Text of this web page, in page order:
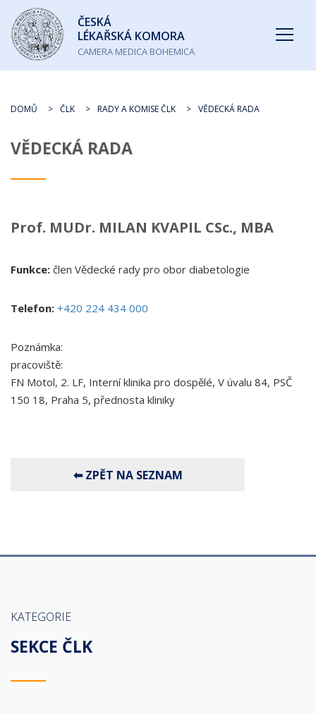
Česká
lékařská
komora
ČESKÁ
LÉKAŘSKÁ KOMORA
CAMERA MEDICA BOHEMICA
DOMŮ ČLK RADY A KOMISE ČLK VĚDECKÁ RADA
VĚDECKÁ RADA
Prof. MUDr. MILAN KVAPIL CSc., MBA
Funkce: člen Vědecké rady pro obor diabetologie
Telefon: +420 224 434 000
Poznámka:
pracoviště:
FN Motol, 2. LF, Interní klinika pro dospělé, V úvalu 84, PSČ
150 18, Praha 5, přednosta kliniky
KATEGORIE
SEKCE ČLK